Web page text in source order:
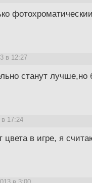
в 12:27
станут
в 17:24
цвета в игре, я